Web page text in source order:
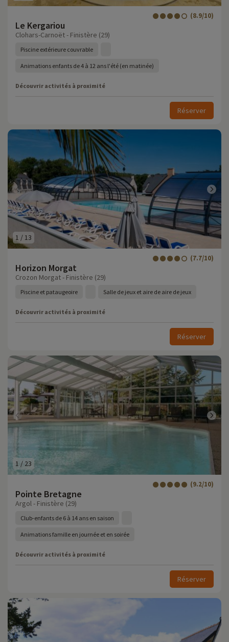
Le Kergariou
(8.9/10)
Clohars-Carnoët - Finistère (29)
Piscine extérieure couvrable
Animations enfants de 4 à 12 ans l'été (en matinée)
Découvrir activités à proximité
Réserver
1 / 13
Horizon Morgat
(7.7/10)
Crozon Morgat - Finistère (29)
Piscine et pataugeoire Salle de jeux et aire de aire de jeux
Découvrir activités à proximité
Réserver
1 / 23
Pointe Bretagne
(9.2/10)
Argol - Finistère (29)
Club-enfants de 6 à 14 ans en saison
Animations famille en journée et en soirée
Découvrir activités à proximité
Réserver